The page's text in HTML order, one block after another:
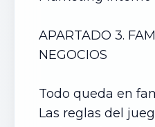
APARTADO 3.
NEGOCIOS
Todo queda en
Las reglas del